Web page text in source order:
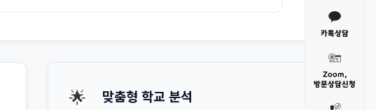
🌟 맞춤형 학교 분석
카톡상담
Zoom,
방문상담신청